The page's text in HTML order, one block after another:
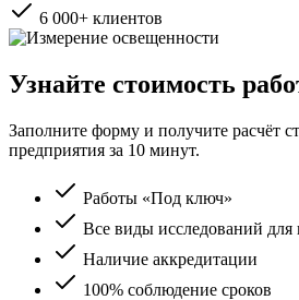
6 000+ клиентов
Узнайте стоимость
Заполните форму и получите расчёт
предприятия за 10 минут.
Работы «Под ключ»
Все виды исследований
Наличие аккредитации
100% соблюдение сроков